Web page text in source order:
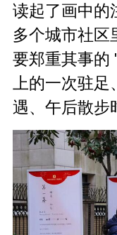
读起了画中的
多个城市社区
要郑重其事的
上的一次驻
遇、午后散步